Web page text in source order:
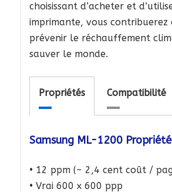
choisissant d’acheter et
imprimante, vous contribuerez
prévenir le réchauffement
sauver le monde.
Propriétés Compatibilité
Samsung ML-1200
• 12 ppm (~ 2,4 cent coût /
• Vrai 600 x 600 ppp